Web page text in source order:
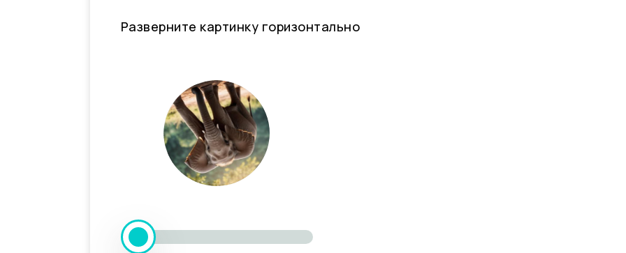
Разверните картинку горизонтально